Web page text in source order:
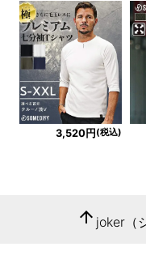
3,520円 (税込)
arrow_upward joker（